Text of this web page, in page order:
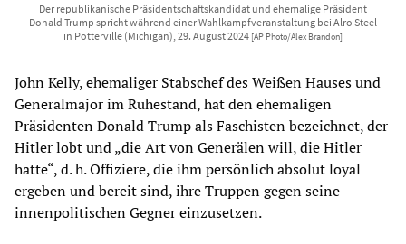
Der republikanische Präsidentschaftskandidat und ehemalige Präsident
Donald Trump spricht während einer Wahlkampfveranstaltung bei Alro Steel
in Potterville (Michigan), 29. August 2024 [AP Photo/Alex Brandon]
John Kelly, ehemaliger Stabschef des Weißen Hauses und
Generalmajor im Ruhestand, hat den ehemaligen
Präsidenten Donald Trump als Faschisten bezeichnet, der
Hitler lobt und „die Art von Generälen will, die Hitler
hatte“, d. h. Offiziere, die ihm persönlich absolut loyal
ergeben und bereit sind, ihre Truppen gegen seine
innenpolitischen Gegner einzusetzen.